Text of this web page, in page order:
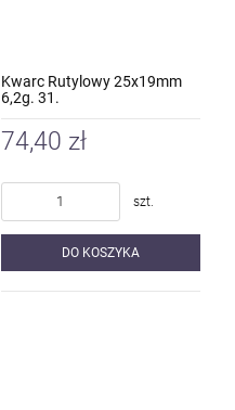
Kwarc Rutylowy 25x19mm
6,2g. 31.
74,40 zł
szt.
DO KOSZYKA